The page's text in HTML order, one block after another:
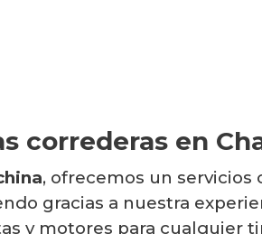
correderas en
, ofrecemos un
gracias a nuestra
y motores para cualquier